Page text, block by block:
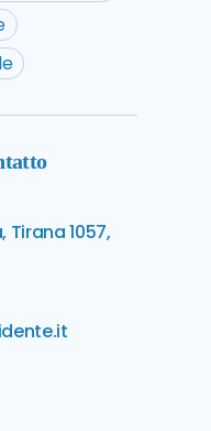
Tirana 1057,